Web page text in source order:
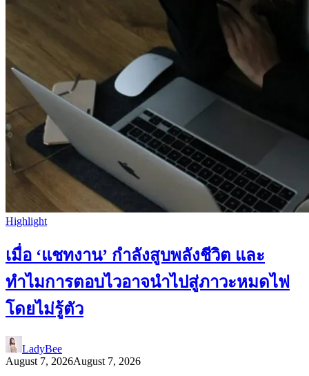
Highlight
เมื่อ ‘แชทงาน’ กำลังสูบพลังชีวิต และ
ทำไมการตอบไวอาจนำไปสู่ภาวะหมดไฟ
โดยไม่รู้ตัว
LadyBee
August 7, 2026August 7, 2026